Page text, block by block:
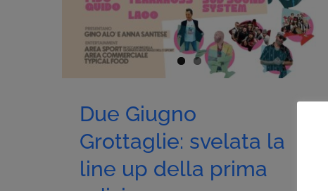
Due Giugno
Grottaglie: svelata la
line up della prima